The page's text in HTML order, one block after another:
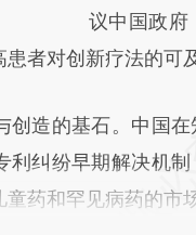
议中国政府
者对创新疗法的可
造的基石。中国在
利纠纷早期解决机
药和罕见病药的市